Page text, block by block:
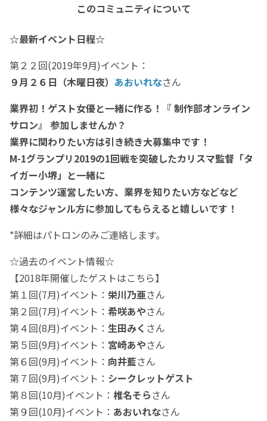
このコミュニティについて
☆最新イベント日程☆
第２２回(2019年9月)イベント：
９月２６日（木曜日夜） あおいれなさん
業界初！ゲスト女優と一緒に作る！『 制作部オンライン
サロン』 参加しませんか？
業界に関わりたい方は引き続き大募集中です！
M-1グランプリ2019の1回戦を突破したカリスマ監督「タ
イガー小堺」と一緒に
コンテンツ運営したい方、業界を知りたい方などなど
様々なジャンル方に参加してもらえると嬉しいです！
*詳細はパトロンのみご連絡します。
☆過去のイベント情報☆
【2018年開催したゲストはこちら】
第１回(7月)イベント： 栄川乃亜さん
第２回(7月)イベント： 希咲あやさん
第４回(8月)イベント： 生田みく さん
第５回(9月)イベント： 宮崎あやさん
第６回(9月)イベント： 向井藍さん
第７回(9月)イベント： シークレットゲスト
第８回(10月)イベント： 椎名そらさん
第９回(10月)イベント： あおいれなさん